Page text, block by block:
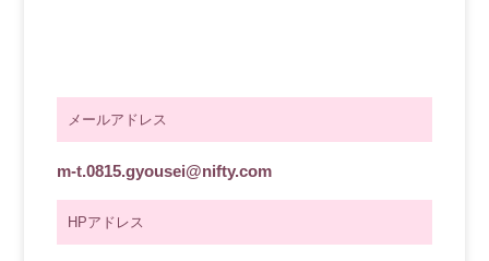
メールアドレス
m-t.0815.gyousei@nifty.com
HPアドレス